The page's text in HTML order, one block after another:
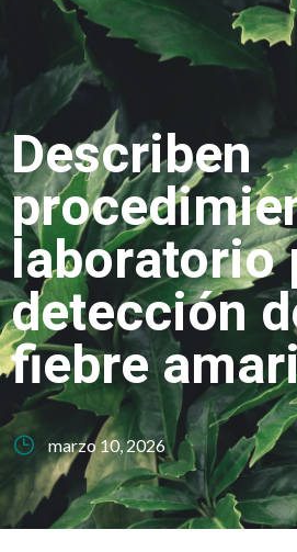
Describen
laboratorio
detección
fiebre
marzo 10, 2026